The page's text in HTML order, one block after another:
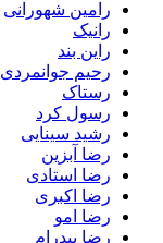
رامین شهورانی
رانیک
راین بند
رحیم جوانمردی
رستاک
رسول کرد
رشید سینایی
رضا آبزین
رضا استادی
رضا اکبری
رضا امو
رضا بیدرام